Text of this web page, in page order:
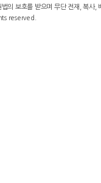
의 보호를 받으며 무단 전재, 복사,
reserved.